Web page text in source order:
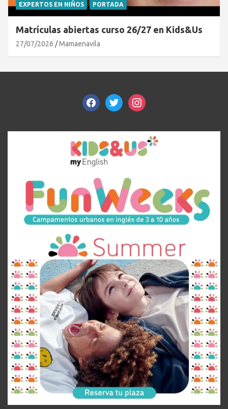
EXPERTOS EN NIÑOS PORTADA
Matrículas abiertas curso 26/27 en Kids&Us
27/07/2026 Mamaenavila
facebooktwitterinstagram